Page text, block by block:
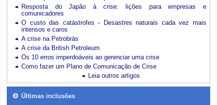
Resposta do Japão à crise: lições para empresas e
comunicadores
O custo das catástrofes -
Desastres naturais cada vez mais
intensos e caros
A crise na Petrobrás
A crise da British Petroleum
Os 10 erros imperdoáveis ao gerenciar uma crise
Como fazer um Plano de Comunicação de Crise
Leia outros artigos
Últimas inclusões